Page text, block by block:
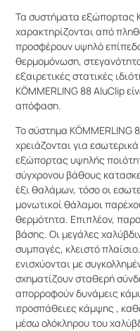
Τα συ­στή­μα­τα εξώπορτας
χαρακτηρίζονται από
προσφέρουν υψηλό
θερμομόνωση,
εξαιρετικές στατικές
KÖMMERLING 88 AluClip
απόφαση.
Το σύ­στη­μα KÖMMERLING
χρειάζονται για
εξώπορτας υψηλής
σύγχρονου βάθους
έξι θαλάμων, τόσο οι
μονωτικοί θάλαμοι
θερμότητα. Επιπλέον,
βάσης. Οι μεγάλες
συμπαγές, κλειστό
ενισχύονται με
σχηματίζουν σταθερή
απορροφούν δυνάμεις
προσπάθειες κάμψης ,
μέσω ολόκληρου του